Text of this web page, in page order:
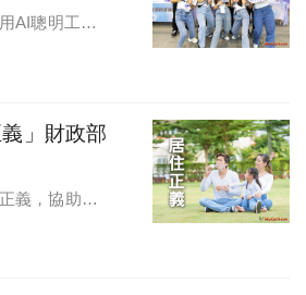
AI聰明工
」財政部
義，協助經